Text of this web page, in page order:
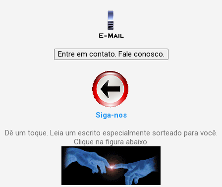
Siga-nos
Dê um toque. Leia um escrito especialmente sorteado para você.
Clique na figura abaixo.